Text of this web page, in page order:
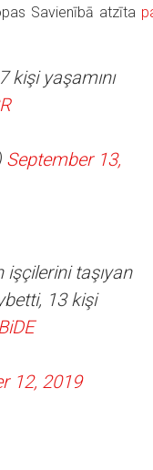
Savienībā atzīta
kişi yaşamını
September 13,
taşıyan
13 kişi
12, 2019